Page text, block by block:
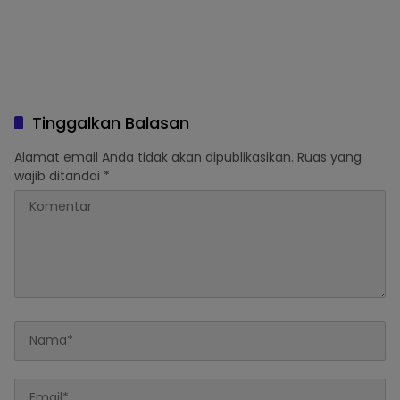
Tinggalkan Balasan
Alamat email Anda tidak akan dipublikasikan. Ruas yang
wajib ditandai *